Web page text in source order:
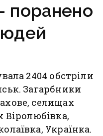
поранено
2404 обстріли
Загарбники
селищах
Віролюбівка,
Українка.